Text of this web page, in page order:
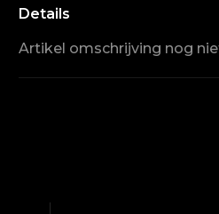
Details
Artikel omschrijving nog